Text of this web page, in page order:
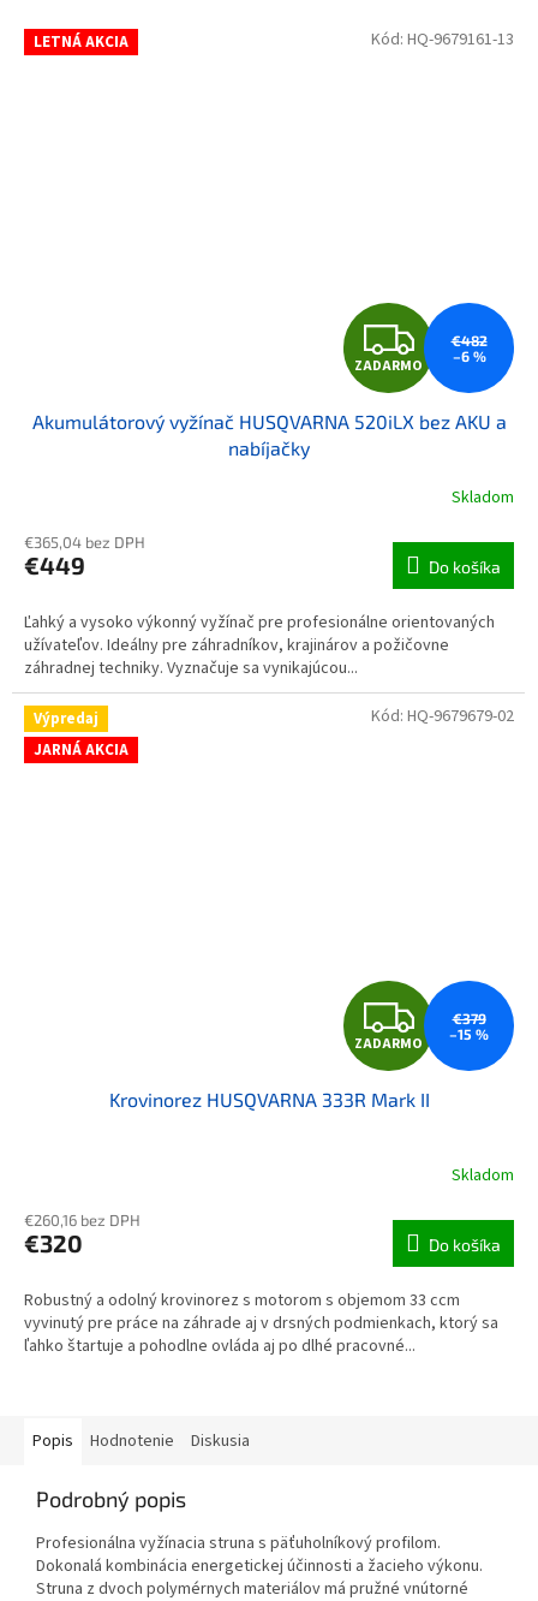
LETNÁ AKCIA
ZADARMO
€482
–6 %
Akumulátorový vyžínač HUSQVARNA 520iLX bez AKU a
nabíjačky
Skladom
€365,04 bez DPH
€449 Do košíka
Ľahký a vysoko výkonný vyžínač pre profesionálne orientovaných
užívateľov. Ideálny pre záhradníkov, krajinárov a požičovne
záhradnej techniky. Vyznačuje sa vynikajúcou...
Kód: HQ-9679161-13
Výpredaj
JARNÁ AKCIA
ZADARMO
€379
–15 %
Krovinorez HUSQVARNA 333R Mark II
Skladom
€260,16 bez DPH
€320 Do košíka
Robustný a odolný krovinorez s motorom s objemom 33 ccm
vyvinutý pre práce na záhrade aj v drsných podmienkach, ktorý sa
ľahko štartuje a pohodlne ovláda aj po dlhé pracovné...
Kód: HQ-9679679-02
Popis Hodnotenie Diskusia
Podrobný popis
Profesionálna vyžínacia struna s päťuholníkový profilom.
Dokonalá kombinácia energetickej účinnosti a žacieho výkonu.
Struna z dvoch polymérnych materiálov má pružné vnútorné